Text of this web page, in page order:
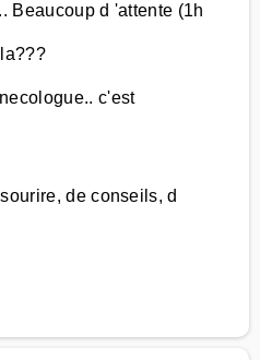
Beaucoup d 'attente (1h
c'est
de conseils, d